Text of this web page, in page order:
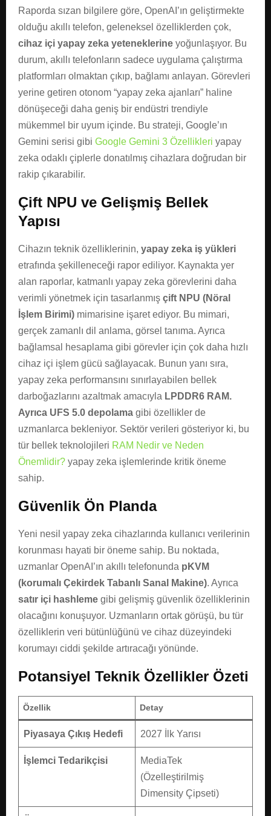
Raporda sızan bilgilere göre, OpenAI’ın geliştirmekte
olduğu akıllı telefon, geleneksel özelliklerden çok,
cihaz içi yapay zeka yeteneklerine yoğunlaşıyor. Bu
durum, akıllı telefonların sadece uygulama çalıştırma
platformları olmaktan çıkıp, bağlamı anlayan. Görevleri
yerine getiren otonom “yapay zeka ajanları” haline
dönüşeceği daha geniş bir endüstri trendiyle
mükemmel bir uyum içinde. Bu strateji, Google’ın
Gemini serisi gibi Google Gemini 3 Özellikleri yapay
zeka odaklı çiplerle donatılmış cihazlara doğrudan bir
rakip çıkarabilir.
Çift NPU ve Gelişmiş Bellek
Yapısı
Cihazın teknik özelliklerinin, yapay zeka iş yükleri
etrafında şekilleneceği rapor ediliyor. Kaynakta yer
alan raporlar, katmanlı yapay zeka görevlerini daha
verimli yönetmek için tasarlanmış çift NPU (Nöral
İşlem Birimi) mimarisine işaret ediyor. Bu mimari,
gerçek zamanlı dil anlama, görsel tanıma. Ayrıca
bağlamsal hesaplama gibi görevler için çok daha hızlı
cihaz içi işlem gücü sağlayacak. Bunun yanı sıra,
yapay zeka performansını sınırlayabilen bellek
darboğazlarını azaltmak amacıyla LPDDR6 RAM.
Ayrıca UFS 5.0 depolama gibi özellikler de
uzmanlarca bekleniyor. Sektör verileri gösteriyor ki, bu
tür bellek teknolojileri RAM Nedir ve Neden
Önemlidir? yapay zeka işlemlerinde kritik öneme
sahip.
Güvenlik Ön Planda
Yeni nesil yapay zeka cihazlarında kullanıcı verilerinin
korunması hayati bir öneme sahip. Bu noktada,
uzmanlar OpenAI’ın akıllı telefonunda pKVM
(korumalı Çekirdek Tabanlı Sanal Makine). Ayrıca
satır içi hashleme gibi gelişmiş güvenlik özelliklerinin
olacağını konuşuyor. Uzmanların ortak görüşü, bu tür
özelliklerin veri bütünlüğünü ve cihaz düzeyindeki
korumayı ciddi şekilde artıracağı yönünde.
Potansiyel Teknik Özellikler Özeti
Özellik Detay
Piyasaya Çıkış Hedefi 2027 İlk Yarısı
İşlemci Tedarikçisi
MediaTek
(Özelleştirilmiş
Dimensity Çipseti)